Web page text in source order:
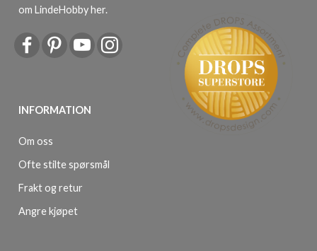
om LindeHobby her.
INFORMATION
Om oss
Ofte stilte spørsmål
Frakt og retur
Angre kjøpet